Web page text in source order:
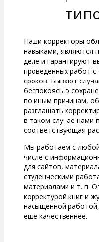
Наши корректоры
навыками, являются
деле и гарантируют
проведенных работ
сроков. Бывают
беспокоясь о
по иным причинам,
разглашать
в таком случае нами
соответствующая
Мы работаем с
числе с
для сайтов,
студенческими
материалами и т. п.
корректурой книг и
насыщенной
еще качественнее.